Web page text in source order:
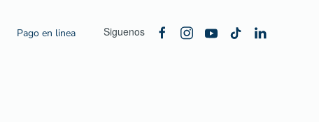
Pago en linea Siguenos